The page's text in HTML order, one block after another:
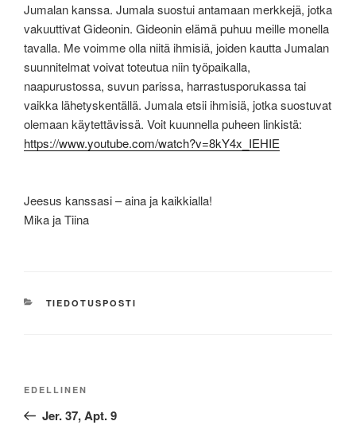
Jumalan kanssa. Jumala suostui antamaan merkkejä, jotka
vakuuttivat Gideonin. Gideonin elämä puhuu meille monella
tavalla. Me voimme olla niitä ihmisiä, joiden kautta Jumalan
suunnitelmat voivat toteutua niin työpaikalla,
naapurustossa, suvun parissa, harrastusporukassa tai
vaikka lähetyskentällä. Jumala etsii ihmisiä, jotka suostuvat
olemaan käytettävissä. Voit kuunnella puheen linkistä:
https://www.youtube.com/watch?v=8kY4x_IEHIE
Jeesus kanssasi – aina ja kaikkialla!
Mika ja Tiina
KATEGORIAT
TIEDOTUSPOSTI
Edellinen
artikkeli
EDELLINEN
Jer. 37, Apt. 9